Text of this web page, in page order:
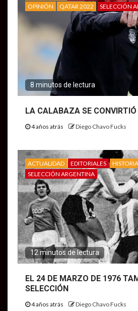
OPINIÓN
QATAR 2022 SELECCIÓN
8 minutos de lectura
LA CALABAZA SE
4 años atrás Diego Chavo Fucks
ACTUALIDAD EDITORIALES HISTORIA
SELECCIÓN ARGENTINA
12 minutos de lectura
EL 24 DE MARZO DE 1976
SELECCIÓN
4 años atrás Diego Chavo Fucks